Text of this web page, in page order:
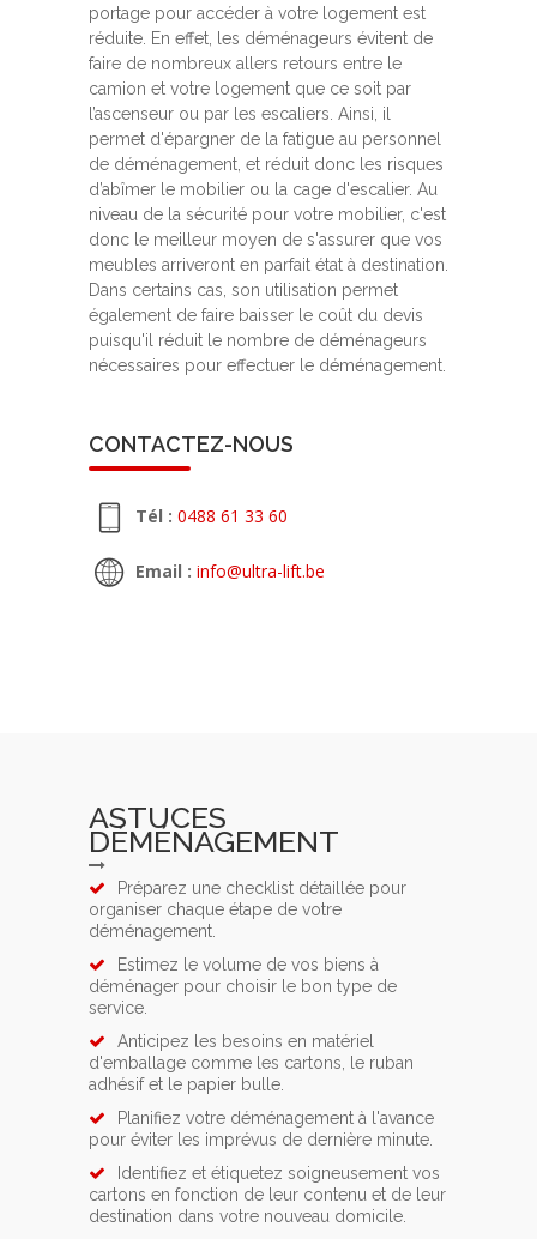
portage pour accéder à votre logement est
réduite. En effet, les déménageurs évitent de
faire de nombreux allers retours entre le
camion et votre logement que ce soit par
l’ascenseur ou par les escaliers. Ainsi, il
permet d'épargner de la fatigue au personnel
de déménagement, et réduit donc les risques
d’abîmer le mobilier ou la cage d'escalier. Au
niveau de la sécurité pour votre mobilier, c'est
donc le meilleur moyen de s'assurer que vos
meubles arriveront en parfait état à destination.
Dans certains cas, son utilisation permet
également de faire baisser le coût du devis
puisqu'il réduit le nombre de déménageurs
nécessaires pour effectuer le déménagement.
CONTACTEZ-NOUS
Tél : 0488 61 33 60
Email : info@ultra-lift.be
ASTUCES
DÉMÉNAGEMENT
Préparez une checklist détaillée pour
organiser chaque étape de votre
déménagement.
Estimez le volume de vos biens à
déménager pour choisir le bon type de
service.
Anticipez les besoins en matériel
d'emballage comme les cartons, le ruban
adhésif et le papier bulle.
Planifiez votre déménagement à l'avance
pour éviter les imprévus de dernière minute.
Identifiez et étiquetez soigneusement vos
cartons en fonction de leur contenu et de leur
destination dans votre nouveau domicile.